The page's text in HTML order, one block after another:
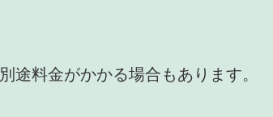
料金がかかる場合もあります。